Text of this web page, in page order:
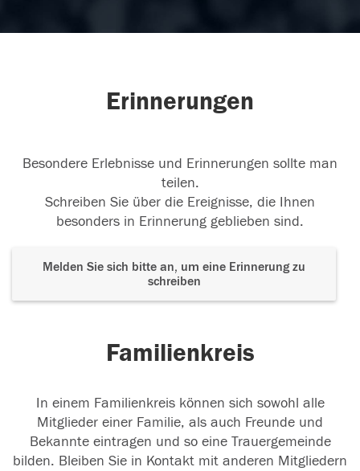
Erinnerungen
Besondere Erlebnisse und Erinnerungen sollte man
teilen.
Schreiben Sie über die Ereignisse, die Ihnen
besonders in Erinnerung geblieben sind.
Melden Sie sich bitte an, um eine Erinnerung zu
schreiben
Familienkreis
In einem Familienkreis können sich sowohl alle
Mitglieder einer Familie, als auch Freunde und
Bekannte eintragen und so eine Trauergemeinde
bilden. Bleiben Sie in Kontakt mit anderen Mitgliedern